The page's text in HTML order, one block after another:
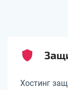
Хостинг